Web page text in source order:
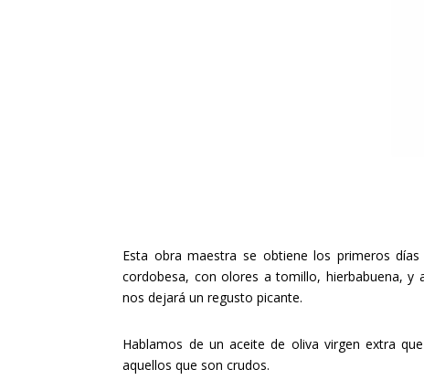
Esta obra maestra se obtiene los primeros
cordobesa, con olores a tomillo, hierbabuena, y
nos dejará un regusto picante.
Hablamos de un aceite de oliva virgen extra
aquellos que son crudos.